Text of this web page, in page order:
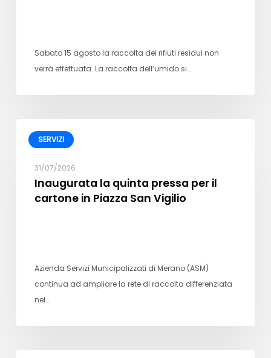
Sabato 15 agosto la raccolta dei rifiuti residui non
verrà effettuata. La raccolta dell’umido si…
SERVIZI
31/07/2026
Inaugurata la quinta pressa per il
cartone in Piazza San Vigilio
Azienda Servizi Municipalizzati di Merano (ASM)
continua ad ampliare la rete di raccolta differenziata
nel…